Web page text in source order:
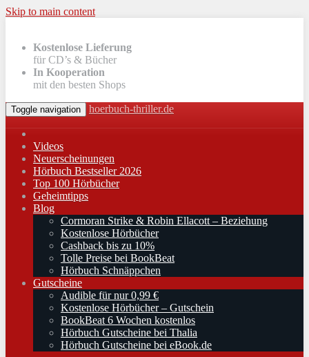
Skip to main content
Kostenlose Lieferung
für CD’s & Bücher
In Kooperation
mit den besten Shops
Toggle navigation hoerbuch-thriller.de
Videos
Neuerscheinungen
Hörbuch Bestseller 2026
Top 100 Hörbücher
Geheimtipps
Blog
Cormoran Strike & Robin Ellacott – Beziehung
Kostenlose Hörbücher
Cashback bis zu 10%
Tolle Preise bei BookBeat
Hörbuch Schnäppchen
Gutscheine
Audible für nur 0,99 €
Kostenlose Hörbücher – Gutschein
BookBeat 6 Wochen kostenlos
Hörbuch Gutscheine bei Thalia
Hörbuch Gutscheine bei eBook.de